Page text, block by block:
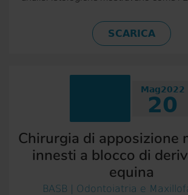
SCARICA
Mag2022
20
Chirurgia di apposizione
innesti a blocco di
equina
BASB | Odontoiatria e